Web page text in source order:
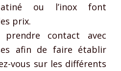
ou l’inox font
prix.
contact avec
afin de faire établir
vous sur les différents